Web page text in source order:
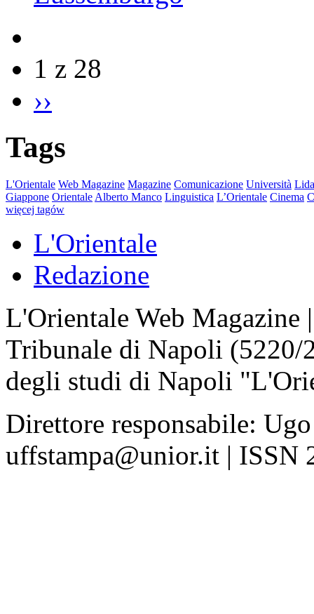
1 z 28
››
Tags
L'Orientale Web Magazine Magazine Comunicazione Università
Giappone Orientale Alberto Manco Linguistica L’Orientale Cinema
więcej tagów
L'Orientale
Redazione
L'Orientale Web Magazine
Tribunale di Napoli
degli studi di Napoli
Direttore responsabile:
uffstampa@unior.it | ISSN